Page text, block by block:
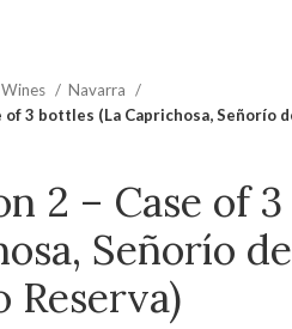
Wines
Navarra
of 3 bottles (La Caprichosa, Señorío
2 – Case of
Señorío
Reserva)